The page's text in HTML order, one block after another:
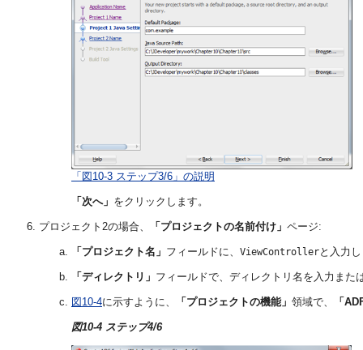
「図10-3 ステップ3/6」の説明
「次へ」 をクリックします。
プロジェクト2の場合、 「プロジェクトの名前付け」 ページ:
「プロジェクト名」 フィールドに、 ViewControllerと入力
「ディレクトリ」 フィールドで、ディレクトリ名を入力また
図10-4に示すように、 「プロジェクトの機能」 領域で、 「
図10-4 ステップ4/6